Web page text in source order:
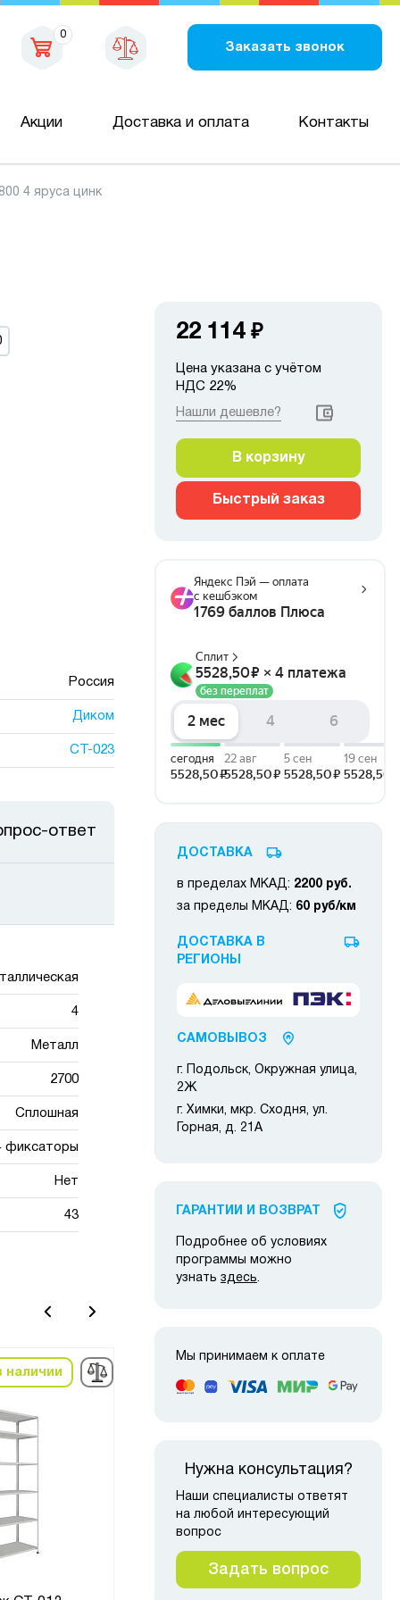
0
Заказать звонок
Акции Доставка и оплата Контакты
4 яруса цинк
Россия
Диком
СТ-023
4
Металл
2700
Сплошная
фиксаторы
Нет
43
ответ
наличии
-22%
22 114 ₽
Цена указана с учётом
НДС 22%
Нашли дешевле?
В корзину
Быстрый заказ
ДОСТАВКА
в пределах МКАД: 2200 руб.
за пределы МКАД: 60 руб/км
ДОСТАВКА В
РЕГИОНЫ
САМОВЫВОЗ
г. Подольск, Окружная улица,
2Ж
г. Химки, мкр. Сходня, ул.
Горная, д. 21А
ГАРАНТИИ И ВОЗВРАТ
Подробнее об условиях
программы можно
узнать здесь.
Мы принимаем к оплате
Нужна консультация?
Наши специалисты ответят
на любой интересующий
вопрос
Задать вопрос